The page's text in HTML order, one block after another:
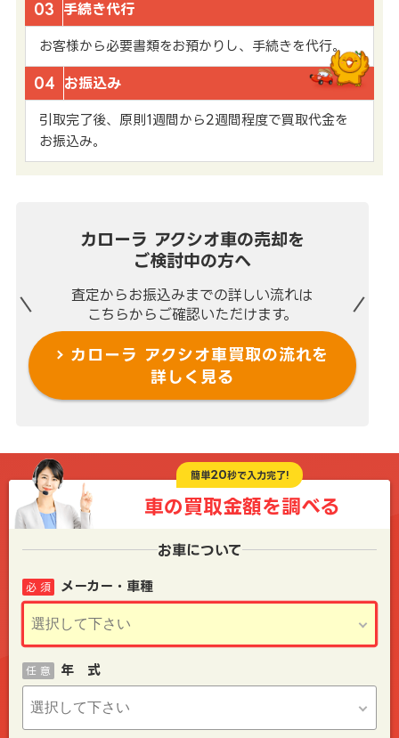
03 手続き代行
お客様から必要書類をお預かりし、手続きを代行。
04 お振込み
引取完了後、原則1週間から2週間程度で買取代金を
お振込み。
カローラ アクシオ車の売却を
ご検討中の方へ
査定からお振込みまでの詳しい流れは
こちらからご確認いただけます。
カローラ アクシオ車買取の流れを
詳しく見る
簡単20秒で入力完了!
車の買取金額を調べる
お車について
メーカー・車種
必 須
年 式
任 意